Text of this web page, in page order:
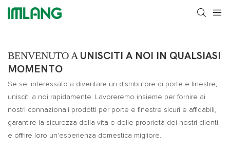
BENVENUTO A UNISCITI A NOI IN QUALSIASI
MOMENTO
Se sei interessato a diventare un distributore di porte e finestre,
unisciti a noi rapidamente. Lavoreremo insieme per fornire ai
nostri connazionali prodotti per porte e finestre sicuri e affidabili,
garantire la sicurezza della vita e delle proprietà dei nostri clienti
e offrire loro un'esperienza domestica migliore.